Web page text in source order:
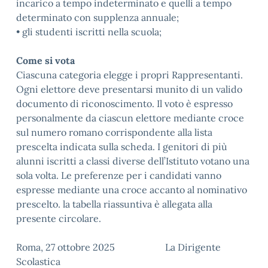
incarico a tempo indeterminato e quelli a tempo
determinato con supplenza annuale;
• gli studenti iscritti nella scuola;
Come si vota
Ciascuna categoria elegge i propri Rappresentanti.
Ogni elettore deve presentarsi munito di un valido
documento di riconoscimento. Il voto è espresso
personalmente da ciascun elettore mediante croce
sul numero romano corrispondente alla lista
prescelta indicata sulla scheda. I genitori di più
alunni iscritti a classi diverse dell’Istituto votano una
sola volta. Le preferenze per i candidati vanno
espresse mediante una croce accanto al nominativo
prescelto. la tabella riassuntiva è allegata alla
presente circolare.
Roma, 27 ottobre 2025 La Dirigente
Scolastica